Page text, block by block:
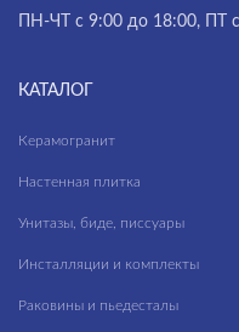
ПН-ЧТ с 9:00 до 18:00, ПТ
КАТАЛОГ
Керамогранит
Настенная плитка
Унитазы, биде, писсуары
Инсталляции и комплекты
Раковины и пьедесталы